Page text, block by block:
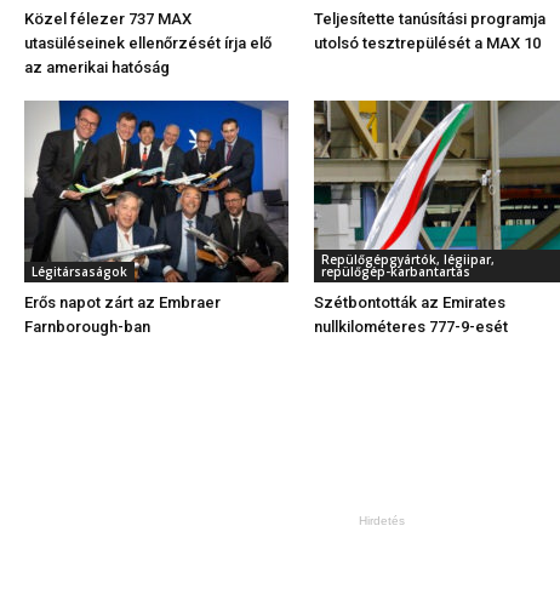
Közel félezer 737 MAX
utasüléseinek ellenőrzését írja elő
az amerikai hatóság
Teljesítette tanúsítási programja
utolsó tesztrepülését a MAX 10
Légitársaságok
Erős napot zárt az Embraer
Farnborough-ban
Repülőgépgyártók, légiipar,
repülőgép-karbantartás
Szétbontották az Emirates
nullkilométeres 777-9-esét
Hirdetés